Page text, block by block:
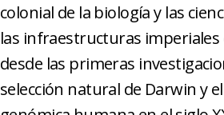
colonial de la biología y las
las infraestructuras
desde las primeras
selección natural de Darwin y